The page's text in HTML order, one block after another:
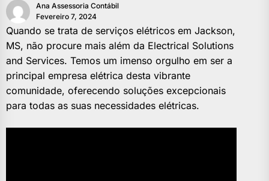
Ana Assessoria Contábil
Fevereiro 7, 2024
Quando se trata de serviços elétricos em Jackson,
MS, não procure mais além da Electrical Solutions
and Services. Temos um imenso orgulho em ser a
principal empresa elétrica desta vibrante
comunidade, oferecendo soluções excepcionais
para todas as suas necessidades elétricas.